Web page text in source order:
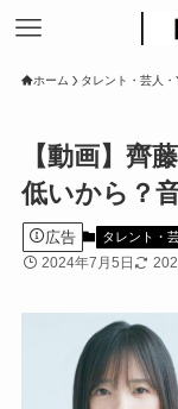
ホーム タレント・芸人
【動画】齊
低いから？
広告 タレント・
2024年7月5日